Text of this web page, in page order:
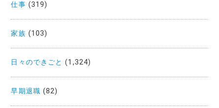
仕事 (319)
家族 (103)
日々のできごと (1,324)
早期退職 (82)